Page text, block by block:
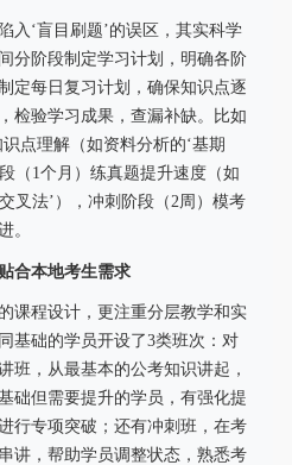
入‘盲目刷题’的误区，其实科学
分阶段制定学习计划，明确各阶
定每日复习计划，确保知识点逐
检验学习成果，查漏补缺。比如
点理解（如资料分析的‘基期
（1个月）练真题提升速度（如
叉法’），冲刺阶段（2周）模考
。
合本地考生需求
课程设计，更注重分层教学和实
基础的学员开设了3类班次：对
班，从最基本的公考知识讲起，
础但需要提升的学员，有强化提
行专项突破；还有冲刺班，在考
讲，帮助学员调整状态，熟悉考